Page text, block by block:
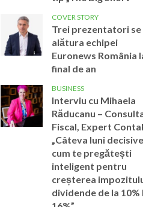
COVER STORY
Trei prezentatori se
alătura echipei
Euronews România
final de an
BUSINESS
Interviu cu Mihaela
Răducanu –
Fiscal, Expert
„Câteva luni
cum te pregătești
inteligent pentru
creșterea
dividende de la 10%